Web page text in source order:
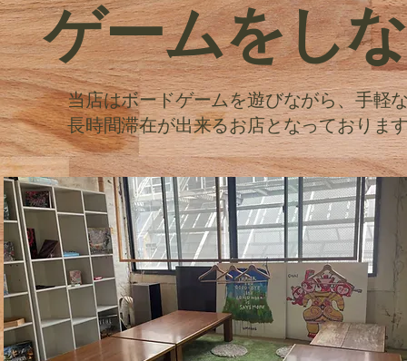
当店はボードゲームを遊びながら、手軽
長時間滞在が出来るお店となっておりま
ゲームをし